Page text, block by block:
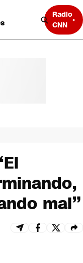
Radio
CNN
mal”